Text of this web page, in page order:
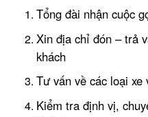
Tổng đài nhận cuộc
Xin địa chỉ đón – trả
khách
Tư vấn về các loại xe
Kiểm tra định vị,